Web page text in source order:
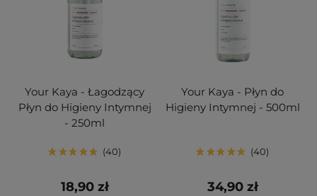
Your Kaya - Łagodzący
Płyn do Higieny Intymnej
- 250ml
40
18,90 zł
Your Kaya - Płyn do
Higieny Intymnej - 500ml
40
34,90 zł